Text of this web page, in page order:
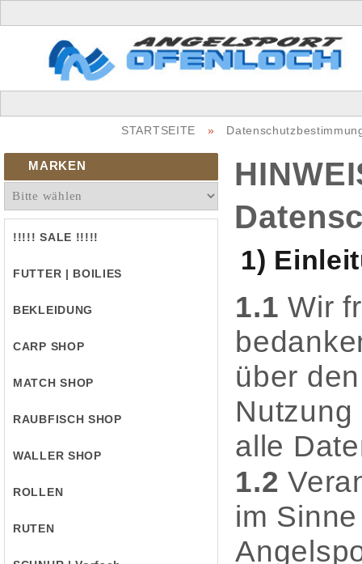
STARTSEITE »
MARKEN
!!!!! SALE !!!!!
FUTTER | BOILIES
BEKLEIDUNG
CARP SHOP
MATCH SHOP
RAUBFISCH SHOP
WALLER SHOP
ROLLEN
RUTEN
1)
1.1 Wir
über
alle
1.2
im